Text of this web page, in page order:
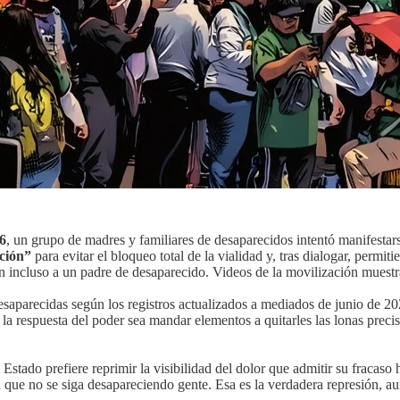
, un grupo de madres y familiares de desaparecidos intentó
para evitar el bloqueo total de la vialidad y, tras dialogar,
a un padre de desaparecido. Videos de la movilización
según los registros actualizados a mediados de junio de
respuesta del poder sea mandar elementos a quitarles las lonas
prefiere reprimir la visibilidad del dolor que admitir su fracaso
no se siga desapareciendo gente. Esa es la verdadera represión,